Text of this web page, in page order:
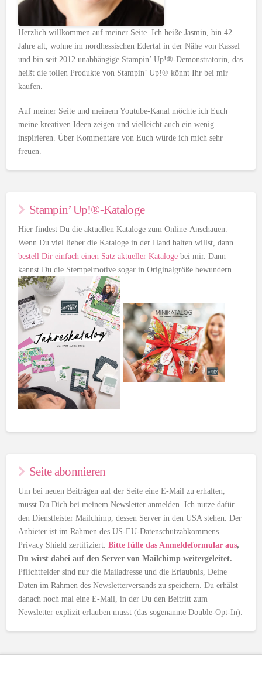
Herzlich willkommen auf meiner Seite. Ich heiße Jasmin, bin 42
Jahre alt, wohne im nordhessischen Edertal in der Nähe von Kassel
und bin seit 2012 unabhängige Stampin’ Up!®-Demonstratorin, das
heißt die tollen Produkte von Stampin’ Up!® könnt Ihr bei mir
kaufen.
Auf meiner Seite und meinem Youtube-Kanal möchte ich Euch
meine kreativen Ideen zeigen und vielleicht auch ein wenig
inspirieren. Über Kommentare von Euch würde ich mich sehr
freuen.
Stampin’ Up!®-Kataloge
Hier findest Du die aktuellen Kataloge zum Online-Anschauen.
Wenn Du viel lieber die Kataloge in der Hand halten willst, dann
bestell Dir einfach einen Satz aktueller Kataloge bei mir. Dann
kannst Du die Stempelmotive sogar in Originalgröße bewundern.
Seite abonnieren
Um bei neuen Beiträgen auf der Seite eine E-Mail zu erhalten,
musst Du Dich bei meinem Newsletter anmelden. Ich nutze dafür
den Dienstleister Mailchimp, dessen Server in den USA stehen. Der
Anbieter ist im Rahmen des US-EU-Datenschutzabkommens
Privacy Shield zertifiziert.Bitte fülle das Anmeldeformular aus,
Du wirst dabei auf den Server von Mailchimp weitergeleitet.
Pflichtfelder sind nur die Mailadresse und die Erlaubnis, Deine
Daten im Rahmen des Newsletterversands zu speichern. Du erhälst
danach noch mal eine E-Mail, in der Du den Beitritt zum
Newsletter explizit erlauben musst (das sogenannte Double-Opt-In).